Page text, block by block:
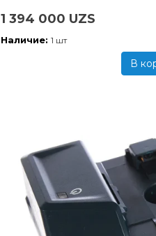
1 394 000 UZS
Наличие: 1 шт
В